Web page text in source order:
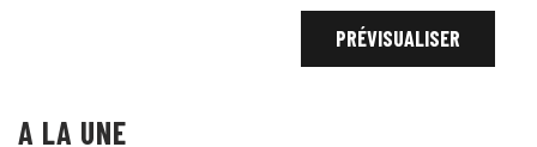
A LA UNE